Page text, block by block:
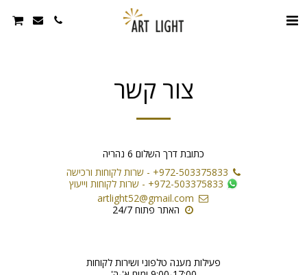
צור קשר
כתובת דרך השלום 6 נהריה
+972-503375833
- שרות לקוחות ורכישה
+972-503375833
- שרות לקוחות וייעוץ
artlight52@gmail.com
האתר פתוח 24/7